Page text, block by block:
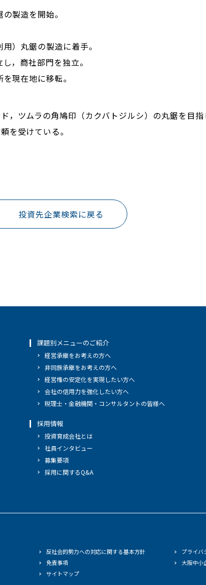
製造を開始。
）丸鋸の製造に着手。
，商社部門を独立。
現在地に移転。
，ツムラの角鳩印（カクバトジルシ）の丸鋸を目指
を受けている。
投資先企業検索に戻る
課題別メニューのご紹介
経営承継をお考えの方へ
非同族承継をお考えの方へ
経営権の安定化を実現したい方へ
会社の信用力を強化したい方へ
税理士・金融機関・コンサルタントの皆様へ
採用情報
投資育成会社とは
社員インタビュー
募集要項
採用に関するQ&A
反社会的勢力への対応に関する基本方針
プライバ
免責事項
大阪中小
サイトマップ